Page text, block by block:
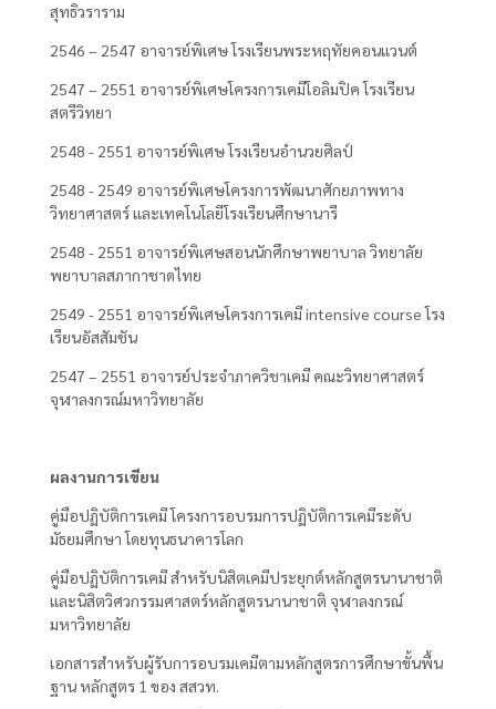
สุทธิวราราม
2546 – 2547 อาจารย์พิเศษ โรงเรียนพระหฤทัยคอนแวนต์
2547 – 2551 อาจารย์พิเศษโครงการเคมีโอลิมปิค โรงเรียน
สตรีวิทยา
2548 - 2551 อาจารย์พิเศษ โรงเรียนอำนวยศิลป์
2548 - 2549 อาจารย์พิเศษโครงการพัฒนาศักยภาพทาง
วิทยาศาสตร์ และเทคโนโลยีโรงเรียนศึกษานารี
2548 - 2551 อาจารย์พิเศษสอนนักศึกษาพยาบาล วิทยาลัย
พยาบาลสภากาชาดไทย
2549 - 2551 อาจารย์พิเศษโครงการเคมี intensive course โรง
เรียนอัสสัมชัน
2547 – 2551 อาจารย์ประจำภาควิชาเคมี คณะวิทยาศาสตร์
จุฬาลงกรณ์มหาวิทยาลัย
ผลงานการเขียน
คู่มือปฏิบัติการเคมี โครงการอบรมการปฏิบัติการเคมีระดับ
มัธยมศึกษา โดยทุนธนาคารโลก
คู่มือปฏิบัติการเคมี สำหรับนิสิตเคมีประยุกต์หลักสูตรนานาชาติ
และนิสิตวิศวกรรมศาสตร์หลักสูตรนานาชาติ จุฬาลงกรณ์
มหาวิทยาลัย
เอกสารสำหรับผู้รับการอบรมเคมีตามหลักสูตรการศึกษาขั้นพื้น
ฐาน หลักสูตร 1 ของ สสวท.